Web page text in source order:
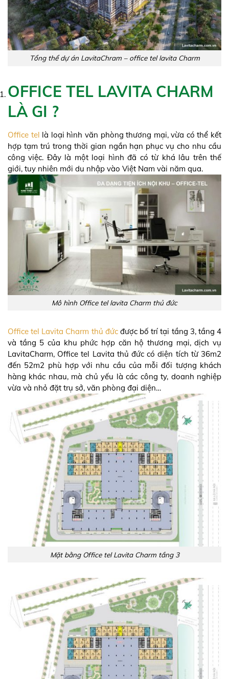
Tổng thể dự án LavitaChram – office tel lavita Charm
OFFICE TEL LAVITA CHARM
LÀ GI ?
Office tel là loại hình văn phòng thương mại, vừa có thể kết
hợp tạm trú trong thời gian ngắn hạn phục vụ cho nhu cầu
công việc. Đây là một loại hình đã có từ khá lâu trên thế
giới, tuy nhiên mới du nhập vào Việt Nam vài năm qua.
Mô hình Office tel lavita Charm thủ đức
Office tel Lavita Charm thủ đứcđược bố trí tại tầng 3, tầng 4
và tầng 5 của khu phức hợp căn hộ thương mại, dịch vụ
LavitaCharm, Office tel Lavita thủ đức có diện tích từ 36m2
đến 52m2 phù hợp với nhu cầu của mỗi đối tượng khách
hàng khác nhau, mà chủ yếu là các công ty, doanh nghiệp
vừa và nhỏ đặt trụ sở, văn phòng đại diện…
Mặt bằng Office tel Lavita Charm tầng 3